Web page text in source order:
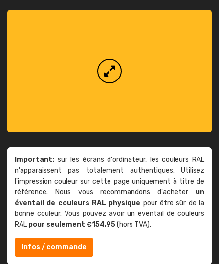
Important: sur les écrans d'ordinateur, les couleurs RAL
n'apparaissent pas totalement authentiques. Utilisez
l'impression couleur sur cette page uniquement à titre de
référence. Nous vous recommandons d'acheter un
éventail de couleurs RAL physique pour être sûr de la
bonne couleur. Vous pouvez avoir un éventail de couleurs
RAL pour seulement €154,95(hors TVA).
Infos / commande